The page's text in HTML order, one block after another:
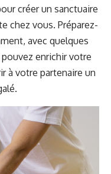
créer un sanctuaire
chez vous. Préparez-
avec quelques
enrichir votre
à votre partenaire un